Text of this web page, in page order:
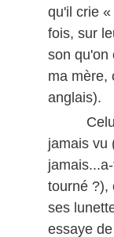
qu'il crie
fois, sur
son qu'on
ma mère,
anglais).
jamais vu
tourné ?),
ses
essaye